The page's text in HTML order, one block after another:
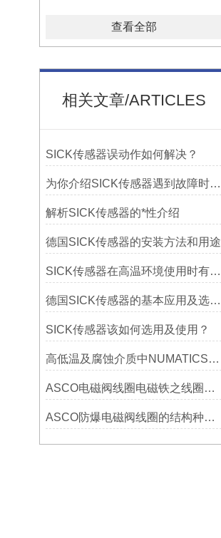
查看全部
相关文章/ARTICLES
SICK传感器误动作如何解决？
为你介绍SICK传感器遇到故障时的检测方法
解析SICK传感器的*性介绍
德国SICK传感器的安装方法和用途
SICK传感器在高温环境使用时有什么解决办法？
德国SICK传感器的基本应用及选购要点
SICK传感器该如何选用及使用？
高低温及腐蚀介质中NUMATICS电磁阀要怎么选型？
ASCO电磁阀线圈电磁铁之线圈的作用？
ASCO防爆电磁阀线圈的结构种类资料有哪些